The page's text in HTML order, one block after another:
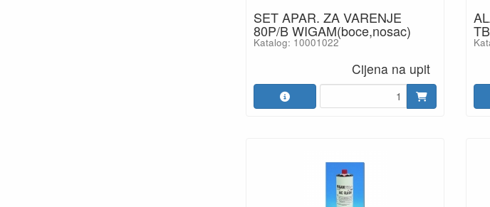
SET APAR. ZA VARENJE
80P/B WIGAM(boce,nosac)
Katalog: 10001022
Cijena na upit